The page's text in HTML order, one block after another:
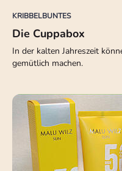
KRIBBELBUNTES
Die Cuppabox
In der kalten Jahreszeit
gemütlich machen.